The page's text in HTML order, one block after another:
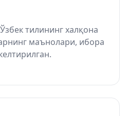
тилининг халқона
маънолари, ибора